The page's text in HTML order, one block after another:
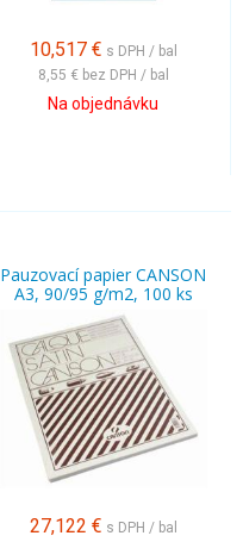
10,517 € s DPH / bal
8,55 € bez DPH / bal
Na objednávku
Pauzovací papier CANSON
A3, 90/95 g/m2, 100 ks
27,122 € s DPH / bal